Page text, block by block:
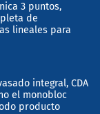
3 puntos,
de
lineales para
integral, CDA
el monobloc
producto